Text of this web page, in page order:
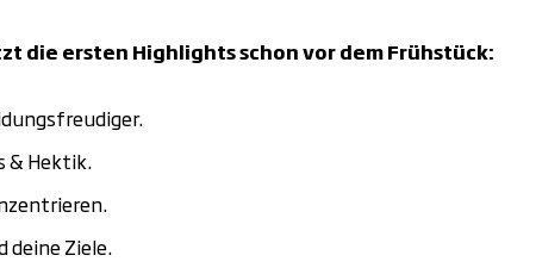
die ersten Highlights schon vor dem Frühstück:
& Hektik.
deine Ziele.